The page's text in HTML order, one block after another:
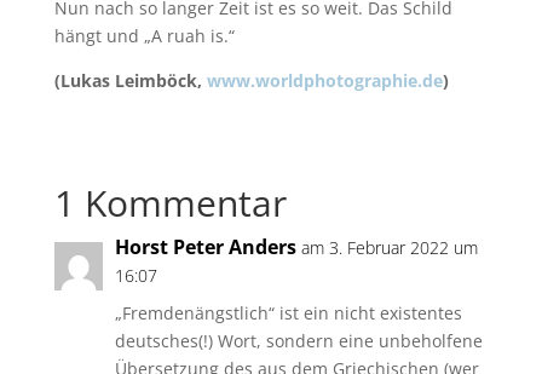
Nun nach so langer Zeit ist es so weit. Das Schild
hängt und „A ruah is.“
(Lukas Leimböck, www.worldphotographie.de)
1 Kommentar
Horst Peter Anders am 3. Februar 2022 um
16:07
„Fremdenängstlich“ ist ein nicht existentes
deutsches(!) Wort, sondern eine unbeholfene
Übersetzung des aus dem Griechischen (wer